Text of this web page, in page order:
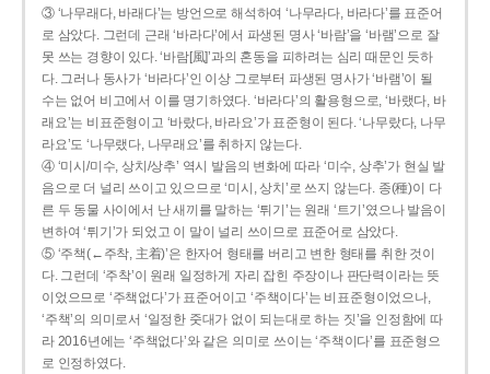
③ ‘나무래다, 바래다’는 방언으로 해석하여 ‘나무라다, 바라다’를 표준어
로 삼았다. 그런데 근래 ‘바라다’에서 파생된 명사 ‘바람’을 ‘바램’으로 잘
못 쓰는 경향이 있다. ‘바람[風]’과의 혼동을 피하려는 심리 때문인 듯하
다. 그러나 동사가 ‘바라다’인 이상 그로부터 파생된 명사가 ‘바램’이 될
수는 없어 비고에서 이를 명기하였다. ‘바라다’의 활용형으로, ‘바랬다, 바
래요’는 비표준형이고 ‘바랐다, 바라요’가 표준형이 된다. ‘나무랐다, 나무
라요’도 ‘나무랬다, 나무래요’를 취하지 않는다.
④ ‘미시/미수, 상치/상추’ 역시 발음의 변화에 따라 ‘미수, 상추’가 현실 발
음으로 더 널리 쓰이고 있으므로 ‘미시, 상치’로 쓰지 않는다. 종(種)이 다
른 두 동물 사이에서 난 새끼를 말하는 ‘튀기’는 원래 ‘트기’였으나 발음이
변하여 ‘튀기’가 되었고 이 말이 널리 쓰이므로 표준어로 삼았다.
⑤ ‘주책(←주착, 主着)’은 한자어 형태를 버리고 변한 형태를 취한 것이
다. 그런데 ‘주착’이 원래 일정하게 자리 잡힌 주장이나 판단력이라는 뜻
이었으므로 ‘주책없다’가 표준어이고 ‘주책이다’는 비표준형이었으나,
‘주책’의 의미로서 ‘일정한 줏대가 없이 되는대로 하는 짓’을 인정함에 따
라 2016년에는 ‘주책없다’와 같은 의미로 쓰이는 ‘주책이다’를 표준형으
로 인정하였다.